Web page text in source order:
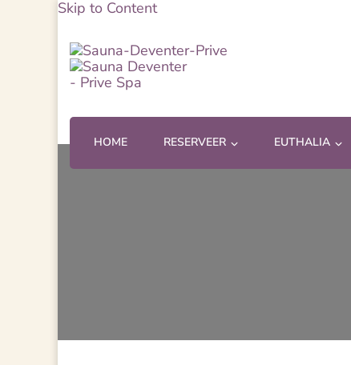
Skip to Content
Sauna Deventer – Prive Spa
Sauna Deventer
HOME RESERVEER EUTHALIA